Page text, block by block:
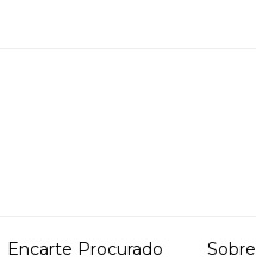
Encarte Procurado Sobre